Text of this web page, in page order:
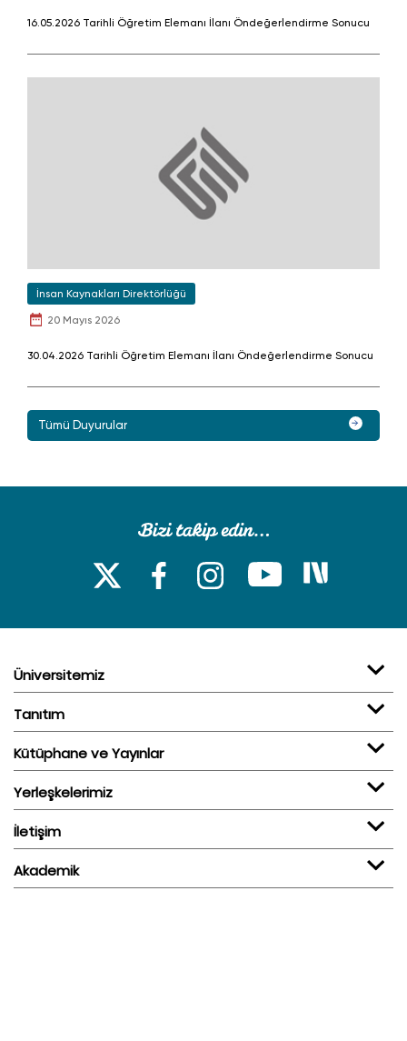
16.05.2026 Tarihli Öğretim Elemanı İlanı Öndeğerlendirme Sonucu
İnsan Kaynakları Direktörlüğü
20 Mayıs 2026
30.04.2026 Tarihli Öğretim Elemanı İlanı Öndeğerlendirme Sonucu
Tümü Duyurular
Üniversitemiz
Tanıtım
Kütüphane ve Yayınlar
Yerleşkelerimiz
İletişim
Akademik